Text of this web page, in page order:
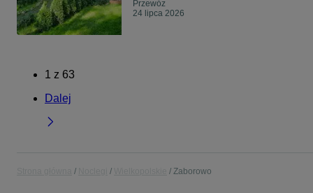
Przewóz
24 lipca 2026
1 z 63
Dalej
Zaborowo